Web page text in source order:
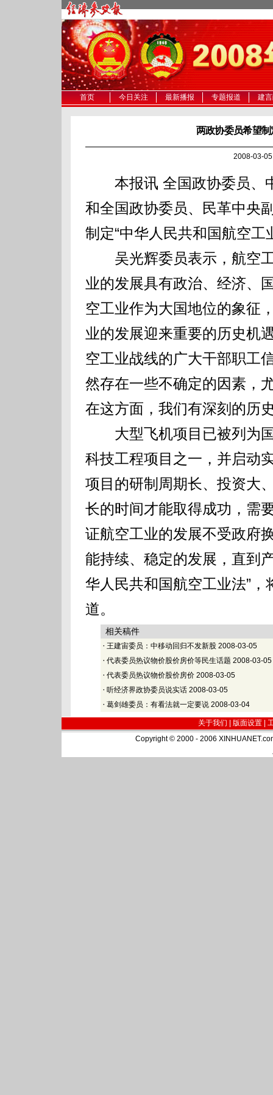
首页 今日关注 最新播报 专题报道 建
两政协委员希望
2008-03-
本报讯 全国政协委员、
和全国政协委员、民革中央
制定“中华人民共和国航空工
吴光辉委员表示，航空工
业的发展具有政治、经济、
空工业作为大国地位的象征
业的发展迎来重要的历史机
空工业战线的广大干部职工
然存在一些不确定的因素，
在这方面，我们有深刻的历
大型飞机项目已被列为国
科技工程项目之一，并启动
项目的研制周期长、投资大
长的时间才能取得成功，需
证航空工业的发展不受政府
能持续、稳定的发展，直到
华人民共和国航空工业法”
道。
相关稿件
· 王建宙委员：中移动回归不发新股 2008-03-05
· 代表委员热议物价股价房价等民生话题 2008-03-05
· 代表委员热议物价股价房价 2008-03-05
· 听经济界政协委员说实话 2008-03-05
· 葛剑雄委员：有看法就一定要说 2008-03-04
关于我们 | 版面设置
Copyright © 2000 - 2006